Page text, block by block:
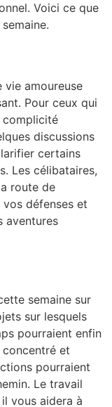
Voici ce que
vie amoureuse
Pour ceux qui
complicité
discussions
certains
Les célibataires,
route de
vos défenses et
aventures
semaine sur
sur lesquels
pourraient enfin
et
pourraient
Le travail
vous aidera à